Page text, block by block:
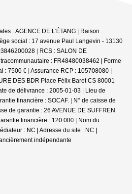
: AGENCE DE L'ÉTANG | Raison
social : 17 avenue Paul Langevin - 13130
| RCS : SALON DE
: FR48480038462 | Forme
: 7500 € | Assurance RCP : 105708080 |
DES BDR Place Félix Baret CS 80001
de délivrance : 2005-01-03 | Lieu de
financière : SOCAF. | N° de caisse de
de garantie : 26 AVENUE DE SUFFREN
financière : 120 000 | Nom du
: NC | Adresse du site : NC |
indépendante